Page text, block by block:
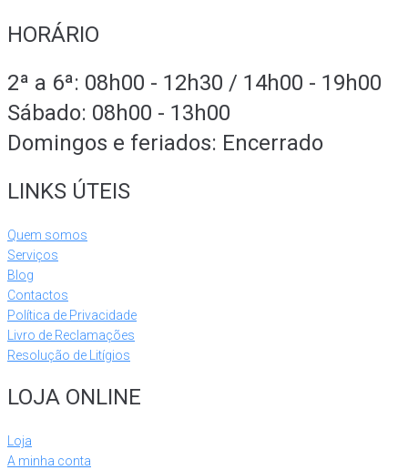
HORÁRIO
2ª a 6ª: 08h00 - 12h30 / 14h00 - 19h00
Sábado: 08h00 - 13h00
Domingos e feriados: Encerrado
LINKS ÚTEIS
Quem somos
Serviços
Blog
Contactos
Política de Privacidade
Livro de Reclamações
Resolução de Litígios
LOJA ONLINE
Loja
A minha conta